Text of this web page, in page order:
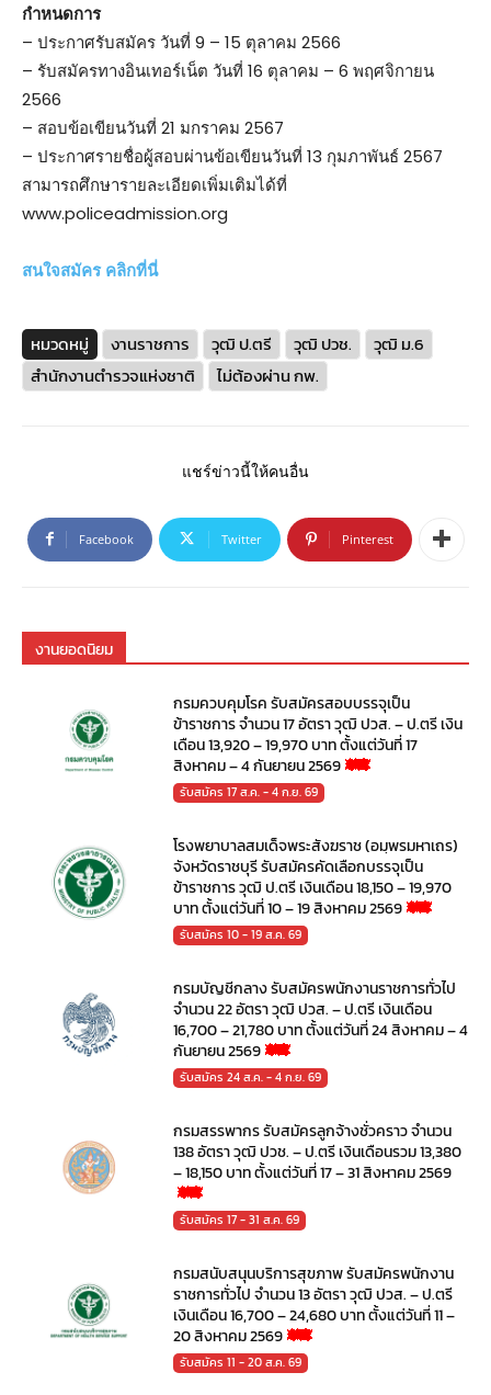
กำหนดการ
– ประกาศรับสมัคร วันที่ 9 – 15 ตุลาคม 2566
– รับสมัครทางอินเทอร์เน็ต วันที่ 16 ตุลาคม – 6 พฤศจิกายน
2566
– สอบข้อเขียนวันที่ 21 มกราคม 2567
– ประกาศรายชื่อผู้สอบผ่านข้อเขียนวันที่ 13 กุมภาพันธ์ 2567
สามารถศึกษารายละเอียดเพิ่มเติมได้ที่
www.policeadmission.org
สนใจสมัคร คลิกที่นี่
หมวดหมู่ งานราชการ วุฒิ ป.ตรี วุฒิ ปวช.
วุฒิ ม.6
สำนักงานตำรวจแห่งชาติ
ไม่ต้องผ่าน กพ.
แชร์ข่าวนี้ให้คนอื่น
Facebook Twitter Pinterest
งานยอดนิยม
กรมควบคุมโรค รับสมัครสอบบรรจุเป็น
ข้าราชการ จำนวน 17 อัตรา วุฒิ ปวส. – ป.ตรี เงิน
เดือน 13,920 – 19,970 บาท ตั้งแต่วันที่ 17
สิงหาคม – 4 กันยายน 2569
รับสมัคร 17 ส.ค. - 4 ก.ย. 69
โรงพยาบาลสมเด็จพระสังฆราช (อมฺพรมหาเถร)
จังหวัดราชบุรี รับสมัครคัดเลือกบรรจุเป็น
ข้าราชการ วุฒิ ป.ตรี เงินเดือน 18,150 – 19,970
บาท ตั้งแต่วันที่ 10 – 19 สิงหาคม 2569
รับสมัคร 10 - 19 ส.ค. 69
กรมบัญชีกลาง รับสมัครพนักงานราชการทั่วไป
จำนวน 22 อัตรา วุฒิ ปวส. – ป.ตรี เงินเดือน
16,700 – 21,780 บาท ตั้งแต่วันที่ 24 สิงหาคม – 4
กันยายน 2569
รับสมัคร 24 ส.ค. - 4 ก.ย. 69
กรมสรรพากร รับสมัครลูกจ้างชั่วคราว จำนวน
138 อัตรา วุฒิ ปวช. – ป.ตรี เงินเดือนรวม 13,380
– 18,150 บาท ตั้งแต่วันที่ 17 – 31 สิงหาคม 2569
รับสมัคร 17 - 31 ส.ค. 69
กรมสนับสนุนบริการสุขภาพ รับสมัครพนักงาน
ราชการทั่วไป จำนวน 13 อัตรา วุฒิ ปวส. – ป.ตรี
เงินเดือน 16,700 – 24,680 บาท ตั้งแต่วันที่ 11 –
20 สิงหาคม 2569
รับสมัคร 11 - 20 ส.ค. 69